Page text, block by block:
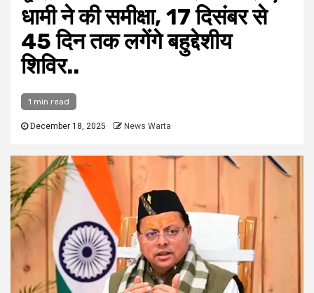
धामी ने की समीक्षा, 17 दिसंबर से
45 दिन तक लगेंगे बहुद्देशीय
शिविर..
1 min read
December 18, 2025 News Warta